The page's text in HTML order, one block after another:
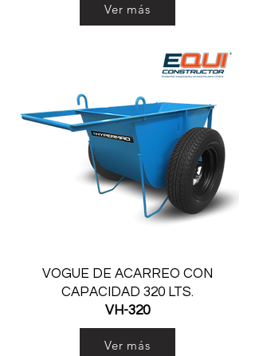
Ver más
VOGUE DE ACARREO CON
CAPACIDAD 320 LTS.
VH-320
Ver más